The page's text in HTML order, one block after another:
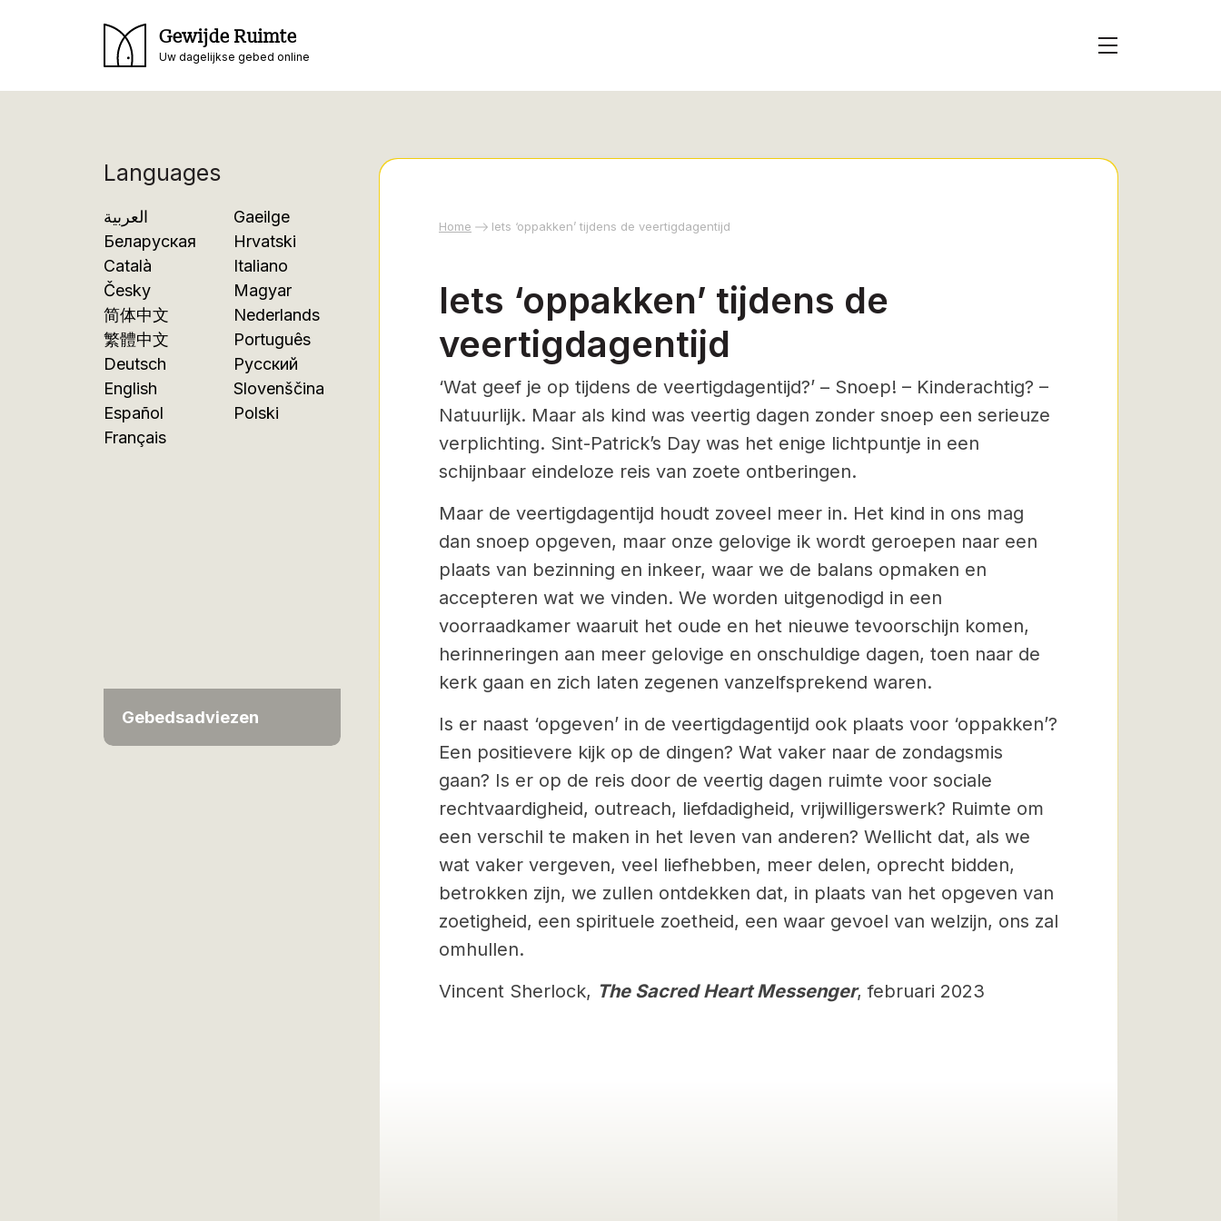
Gewijde Ruimte
Uw dagelijkse gebed online
Languages
العربية
Беларуская
Català
Česky
简体中文
繁體中文
Deutsch
English
Español
Français
Gaeilge
Hrvatski
Italiano
Magyar
Nederlands
Português
Русский
Slovenščina
Polski
Gebedsadviezen
Home Iets ‘oppakken’ tijdens de veertigdagentijd
Iets ‘oppakken’ tijdens de
veertigdagentijd
‘Wat geef je op tijdens de veertigdagentijd?’ – Snoep! – Kinderachtig? –
Natuurlijk. Maar als kind was veertig dagen zonder snoep een serieuze
verplichting. Sint-Patrick’s Day was het enige lichtpuntje in een
schijnbaar eindeloze reis van zoete ontberingen.
Maar de veertigdagentijd houdt zoveel meer in. Het kind in ons mag
dan snoep opgeven, maar onze gelovige ik wordt geroepen naar een
plaats van bezinning en inkeer, waar we de balans opmaken en
accepteren wat we vinden. We worden uitgenodigd in een
voorraadkamer waaruit het oude en het nieuwe tevoorschijn komen,
herinneringen aan meer gelovige en onschuldige dagen, toen naar de
kerk gaan en zich laten zegenen vanzelfsprekend waren.
Is er naast ‘opgeven’ in de veertigdagentijd ook plaats voor ‘oppakken’?
Een positievere kijk op de dingen? Wat vaker naar de zondagsmis
gaan? Is er op de reis door de veertig dagen ruimte voor sociale
rechtvaardigheid, outreach, liefdadigheid, vrijwilligerswerk? Ruimte om
een verschil te maken in het leven van anderen? Wellicht dat, als we
wat vaker vergeven, veel liefhebben, meer delen, oprecht bidden,
betrokken zijn, we zullen ontdekken dat, in plaats van het opgeven van
zoetigheid, een spirituele zoetheid, een waar gevoel van welzijn, ons zal
omhullen.
Vincent Sherlock, The Sacred Heart Messenger, februari 2023